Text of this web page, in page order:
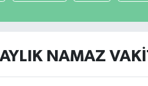
NAMAZ